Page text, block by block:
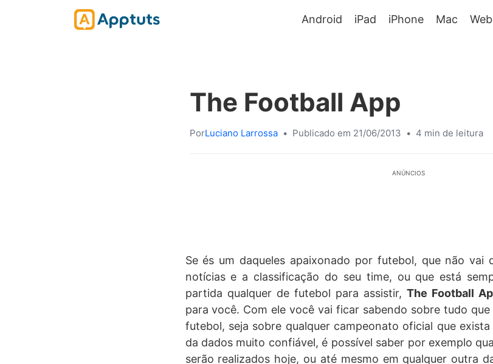
Android iPad iPhone Mac Web
The Football App
PorLuciano Larrossa • Publicado em 21/06/2013 • 4 min de leitura
ANÚNCIOS
Se és um daqueles apaixonado por futebol, que não vai
notícias e a classificação do seu time, ou que está
partida qualquer de futebol para assistir, The Football
para você. Com ele você vai ficar sabendo sobre tudo
futebol, seja sobre qualquer campeonato oficial que
da dados muito confiável, é possível saber por exemplo
serão realizados hoje, ou até mesmo em qualquer outra